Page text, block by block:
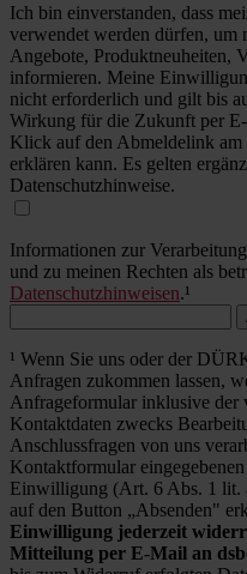
Ich bin einverstanden, dass
verwendet werden dürfen,
Angebote, Produktneuheiten,
informieren. Meine
nicht erforderlich und gilt bis
Wirkung für die Zukunft per
Klick auf den Abmeldelink am
erklären kann. Es gelten
Datenschutzhinweise.
Informationen zur
und zu meinen Rechten als
Datenschutzhinweisen.¹
¹ Wenn Sie uns oder der
Anfragen zukommen lassen,
Anfrageformular inklusive der
Kontaktdaten zwecks
Anschlussfragen von uns
Kontaktformular
Einwilligung (Art. 6 Abs. 1 lit.
auf den Button „Absenden"
Einwilligung jederzeit
Mitteilung per E-Mail an